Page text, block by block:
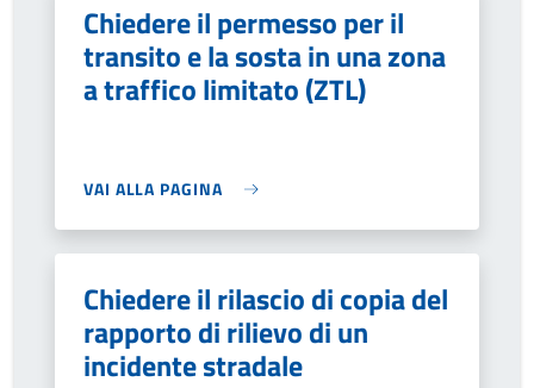
Chiedere il permesso per il
transito e la sosta in una zona
a traffico limitato (ZTL)
VAI ALLA PAGINA
Chiedere il rilascio di copia del
rapporto di rilievo di un
incidente stradale